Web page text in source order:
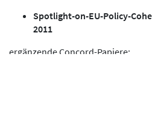
Spotlight-on-EU-Policy-
2011
ergänzende Concord-Papiere: